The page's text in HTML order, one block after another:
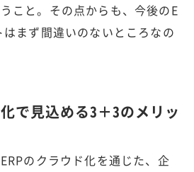
こと。その点からも、今後のE
まず間違いのないところなの
で見込める3＋3のメリッ
のクラウド化を通じた、企